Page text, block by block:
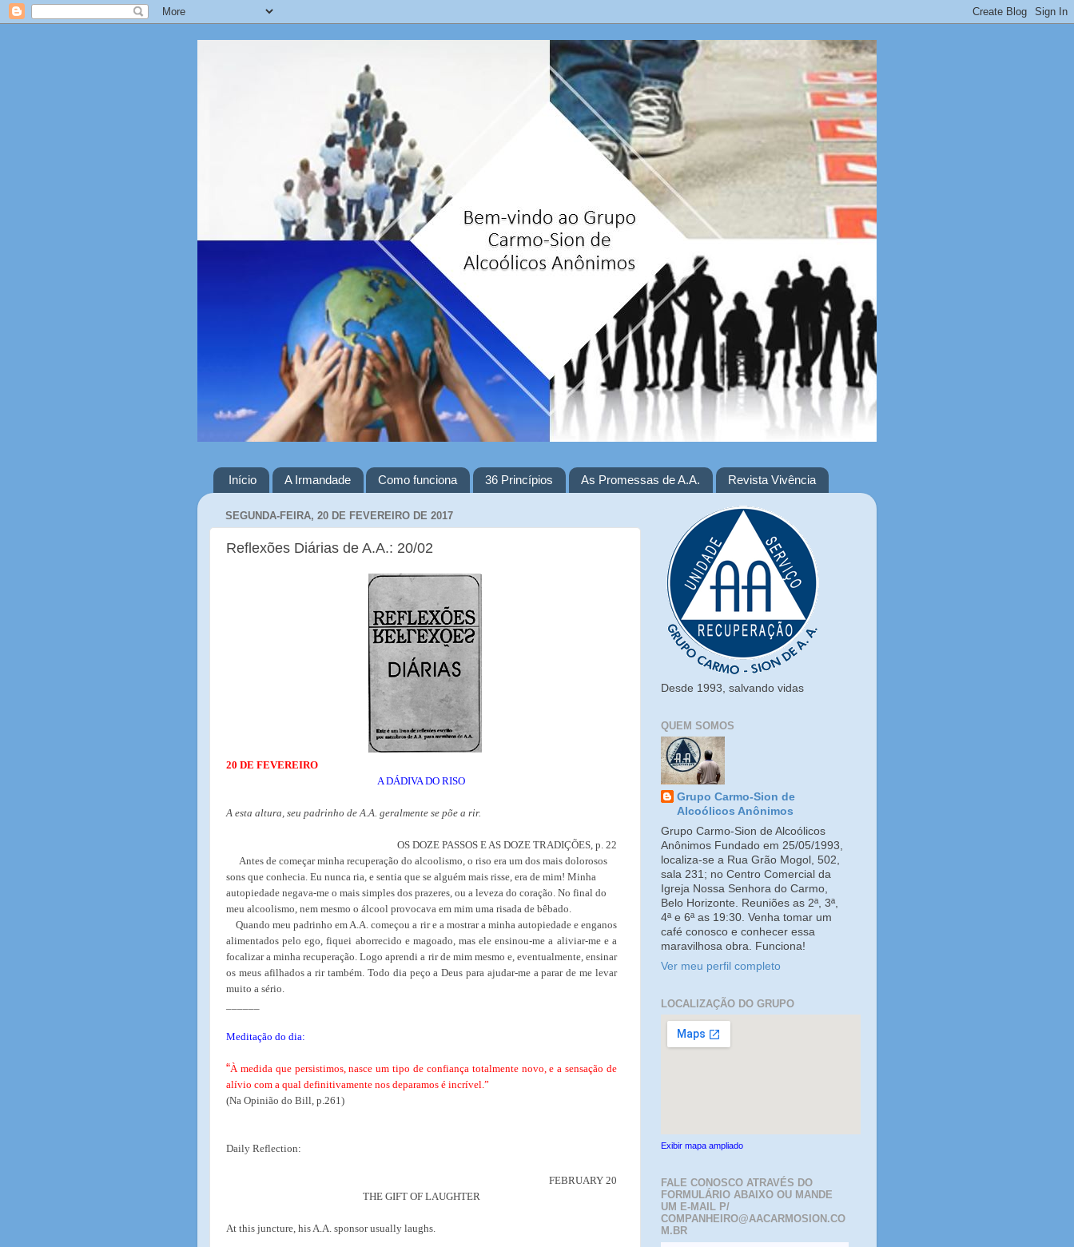
Início A Irmandade Como funciona 36 Princípios As Promessas de A.A. Revista Vivência
SEGUNDA-FEIRA, 20 DE FEVEREIRO DE 2017
Reflexões Diárias de A.A.: 20/02
20 DE FEVEREIRO
A DÁDIVA DO RISO
A esta altura, seu padrinho de A.A. geralmente se põe a rir.
OS DOZE PASSOS E AS DOZE TRADIÇÕES, p. 22
Antes de começar minha recuperação do alcoolismo, o riso era um dos mais dolorosos
sons que conhecia. Eu nunca ria, e sentia que se alguém mais risse, era de mim! Minha
autopiedade negava-me o mais simples dos prazeres, ou a leveza do coração. No final do
meu alcoolismo, nem mesmo o álcool provocava em mim uma risada de bêbado.
Quando meu padrinho em A.A. começou a rir e a mostrar a minha autopiedade e enganos
alimentados pelo ego, fiquei aborrecido e magoado, mas ele ensinou-me a aliviar-me e a
focalizar a minha recuperação. Logo aprendi a rir de mim mesmo e, eventualmente, ensinar
os meus afilhados a rir também. Todo dia peço a Deus para ajudar-me a parar de me levar
muito a sério.
Meditação do dia:
“À medida que persistimos, nasce um tipo de confiança totalmente novo, e a sensação de
alívio com a qual definitivamente nos deparamos é incrível.”
(Na Opinião do Bill, p.261)
Daily Reflection:
FEBRUARY 20
THE GIFT OF LAUGHTER
At this juncture, his A.A. sponsor usually laughs.
Desde 1993, salvando vidas
QUEM SOMOS
Grupo Carmo-Sion de
Alcoólicos Anônimos
Grupo Carmo-Sion de Alcoólicos
Anônimos Fundado em 25/05/1993,
localiza-se a Rua Grão Mogol, 502,
sala 231; no Centro Comercial da
Igreja Nossa Senhora do Carmo,
Belo Horizonte. Reuniões as 2ª, 3ª,
4ª e 6ª as 19:30. Venha tomar um
café conosco e conhecer essa
maravilhosa obra. Funciona!
Ver meu perfil completo
LOCALIZAÇÃO DO GRUPO
Exibir mapa ampliado
FALE CONOSCO ATRAVÉS DO
FORMULÁRIO ABAIXO OU MANDE
UM E-MAIL P/
COMPANHEIRO@AACARMOSION.CO
M.BR